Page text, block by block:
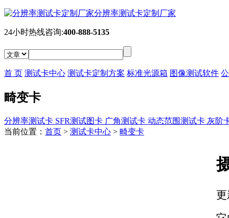
分辨率测试卡定制厂家
24小时热线咨询:400-888-5135
首 页 测试卡中心 测试卡定制方案 标准光源箱 图像测试软件
畸变卡
分辨率测试卡 SFR测试图卡 广角测试卡 动态范围测试卡 灰阶
当前位置： 首页 > 测试卡中心 > 畸变卡